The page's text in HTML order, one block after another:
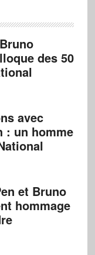
des 50
avec
: un homme
et Bruno
hommage